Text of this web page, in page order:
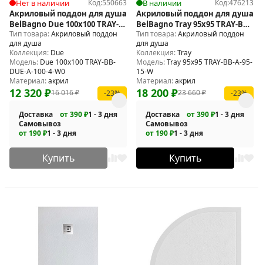
Нет в наличии Код:550663
Акриловый поддон для душа
BelBagno Due 100x100 TRAY-
BB-DUE-A-100-4-W0
Тип товара:Акриловый поддон
для душа
Коллекция: Due
Модель: Due 100x100 TRAY-BB-
DUE-A-100-4-W0
Материал:акрил
16 016₽
12 320 ₽ -23%
Доставка от 390 ₽1 - 3 дня
Самовывоз
от 190 ₽1 - 3 дня
Купить
В наличии Код:476213
Акриловый поддон для душа
BelBagno Tray 95х95 TRAY-BB-
A-95-15-W
Тип товара:Акриловый поддон
для душа
Коллекция:Tray
Модель:Tray 95х95 TRAY-BB-A-95-
15-W
Материал:акрил
23 660₽
18 200 ₽ -23%
Доставка от 390 ₽1 - 3 дня
Самовывоз
от 190 ₽1 - 3 дня
Купить